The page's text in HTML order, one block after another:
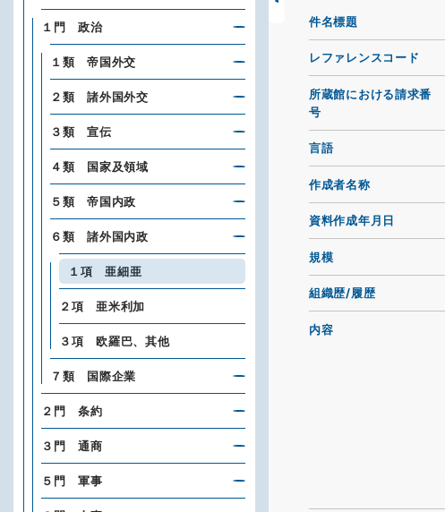
件名標題
レファレンスコード
所蔵館における請求番
号
言語
作成者名称
資料作成年月日
規模
組織歴/履歴
内容
１門 政治
１類 帝国外交
２類 諸外国外交
３類 宣伝
４類 国家及領域
５類 帝国内政
６類 諸外国内政
１項 亜細亜
２項 亜米利加
３項 欧羅巴、其他
７類 国際企業
２門 条約
３門 通商
５門 軍事